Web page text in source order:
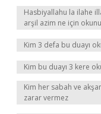
Hasbiyallahu la ilahe
arşil azim ne için
Kim 3 defa bu duayı
Kim bu duayı 3 kere
Kim her sabah ve
zarar vermez